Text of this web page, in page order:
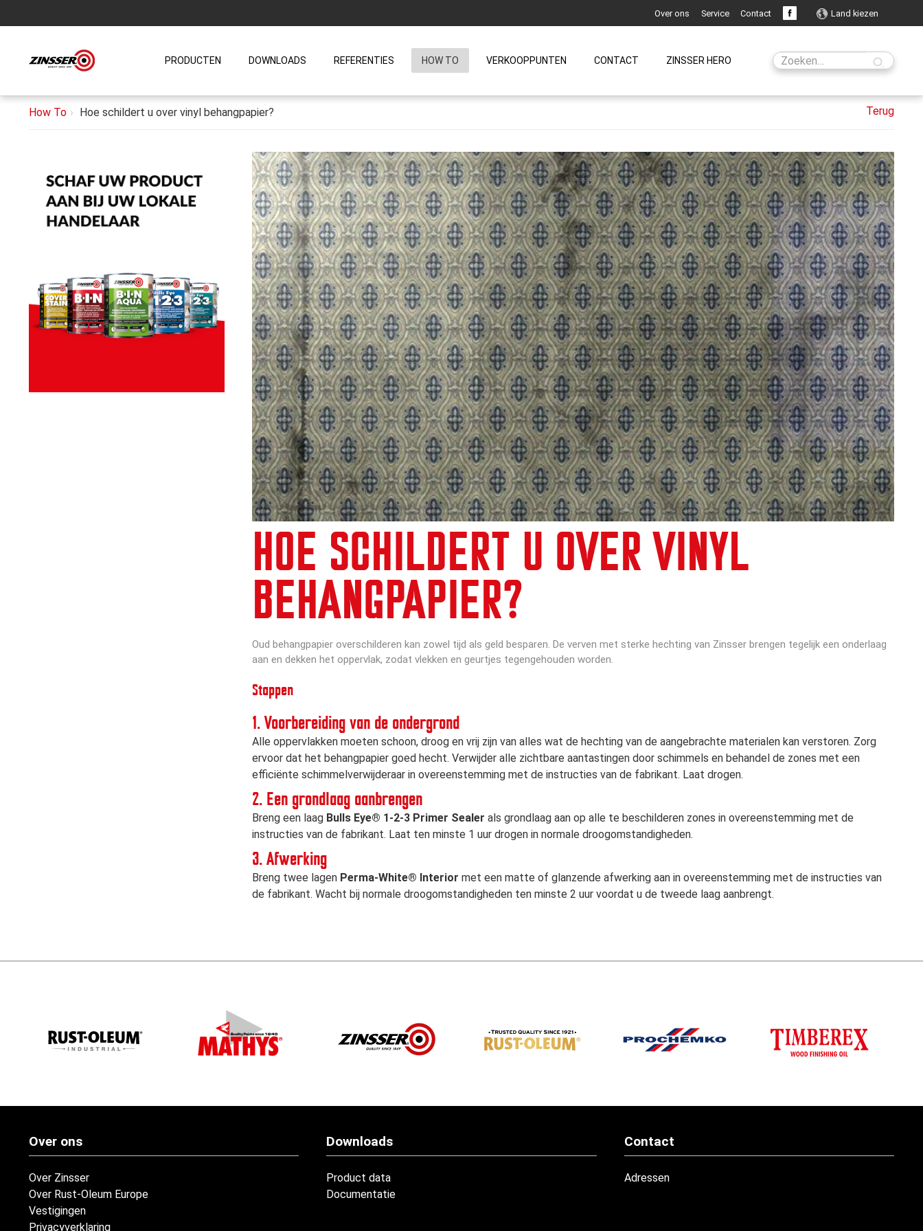
Land kiezen
Over ons Service Contact
PRODUCTEN DOWNLOADS REFERENTIES HOW TO VERKOOPPUNTEN CONTACT ZINSSER HERO
How To Hoe schildert u over vinyl behangpapier?
HOE SCHILDERT U OVER VINYL
BEHANGPAPIER?
Oud behangpapier overschilderen kan zowel tijd als geld besparen. De verven met sterke hechting van Zinsser brengen tegelijk een onderlaag
aan en dekken het oppervlak, zodat vlekken en geurtjes tegengehouden worden.
Stappen
1. Voorbereiding van de ondergrond
Alle oppervlakken moeten schoon, droog en vrij zijn van alles wat de hechting van de aangebrachte materialen kan verstoren. Zorg
ervoor dat het behangpapier goed hecht. Verwijder alle zichtbare aantastingen door schimmels en behandel de zones met een
efficiënte schimmelverwijderaar in overeenstemming met de instructies van de fabrikant. Laat drogen.
2. Een grondlaag aanbrengen
Breng een laag Bulls Eye® 1-2-3 Primer Sealer als grondlaag aan op alle te beschilderen zones in overeenstemming met de
instructies van de fabrikant. Laat ten minste 1 uur drogen in normale droogomstandigheden.
3. Afwerking
Breng twee lagen Perma-White® Interior met een matte of glanzende afwerking aan in overeenstemming met de instructies van
de fabrikant. Wacht bij normale droogomstandigheden ten minste 2 uur voordat u de tweede laag aanbrengt.
Over ons
Over Zinsser
Over Rust-Oleum Europe
Vestigingen
Privacyverklaring
Downloads
Product data
Documentatie
Contact
Adressen